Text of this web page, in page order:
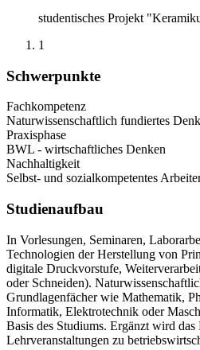
studentisches Projekt
1
Schwerpunkte
Fachkompetenz
Naturwissenschaftlich fundiertes
Praxisphase
BWL - wirtschaftliches Denken
Nachhaltigkeit
Selbst- und sozialkompetentes
Studienaufbau
In Vorlesungen, Seminaren,
Technologien der Herstellung von
digitale Druckvorstufe,
oder Schneiden).
Grundlagenfächer wie Mathematik,
Informatik, Elektrotechnik oder
Basis des Studiums. Ergänzt wird das
Lehrveranstaltungen zu